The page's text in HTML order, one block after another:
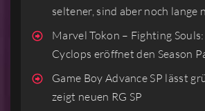
seltener, sind aber noch lange
Marvel Tokon – Fighting
Cyclops eröffnet den Season
Game Boy Advance SP lässt
zeigt neuen RG SP